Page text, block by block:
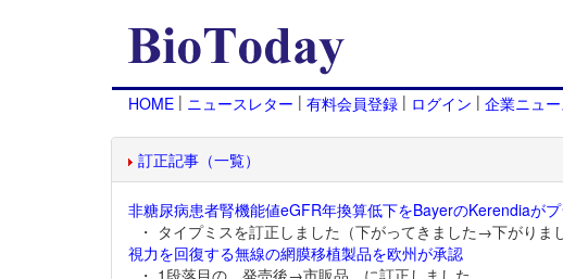
HOME | ニュースレター | 有料会員登録 | ログイン | 企業ニュー
訂正記事（一覧）
非糖尿病患者腎機能値eGFR年換算低下をBayerのKerendiaが
・ タイプミスを訂正しました（下がってきました→下がりま
視力を回復する無線の網膜移植製品を欧州が承認